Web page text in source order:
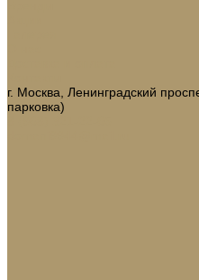
г. Москва, Ленинградский
парковка)